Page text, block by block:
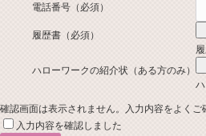
電話番号 （必須）
履歴書 （必須）
ハローワークの紹介状（ある方のみ）
確認画面は表示されません。入力内容をよくご
入力内容を確認しました